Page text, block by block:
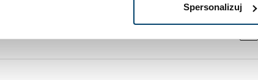
Spersonalizuj